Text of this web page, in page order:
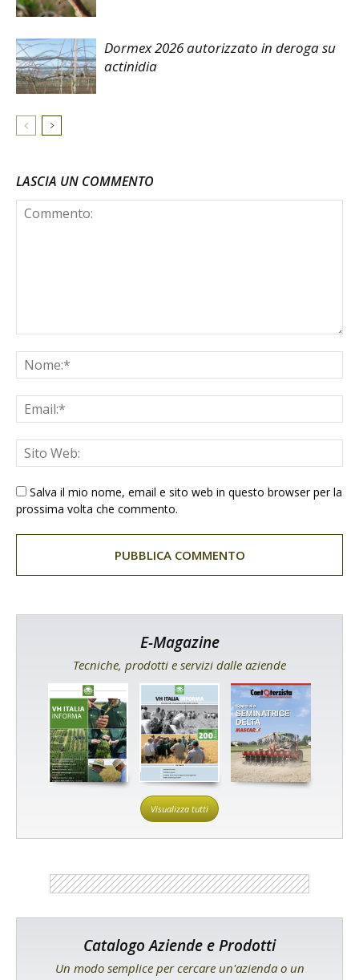
Dormex 2026 autorizzato in deroga su
actinidia
LASCIA UN COMMENTO
Salva il mio nome, email e sito web in questo browser per la
prossima volta che commento.
E-Magazine
Tecniche, prodotti e servizi dalle aziende
Visualizza tutti
Catalogo Aziende e Prodotti
Un modo semplice per cercare un'azienda o un